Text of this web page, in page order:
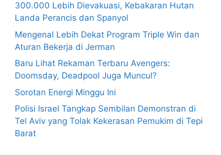
300.000 Lebih Dievakuasi, Kebakaran Hutan
Landa Perancis dan Spanyol
Mengenal Lebih Dekat Program Triple Win dan
Aturan Bekerja di Jerman
Baru Lihat Rekaman Terbaru Avengers:
Doomsday, Deadpool Juga Muncul?
Sorotan Energi Minggu Ini
Polisi Israel Tangkap Sembilan Demonstran di
Tel Aviv yang Tolak Kekerasan Pemukim di Tepi
Barat